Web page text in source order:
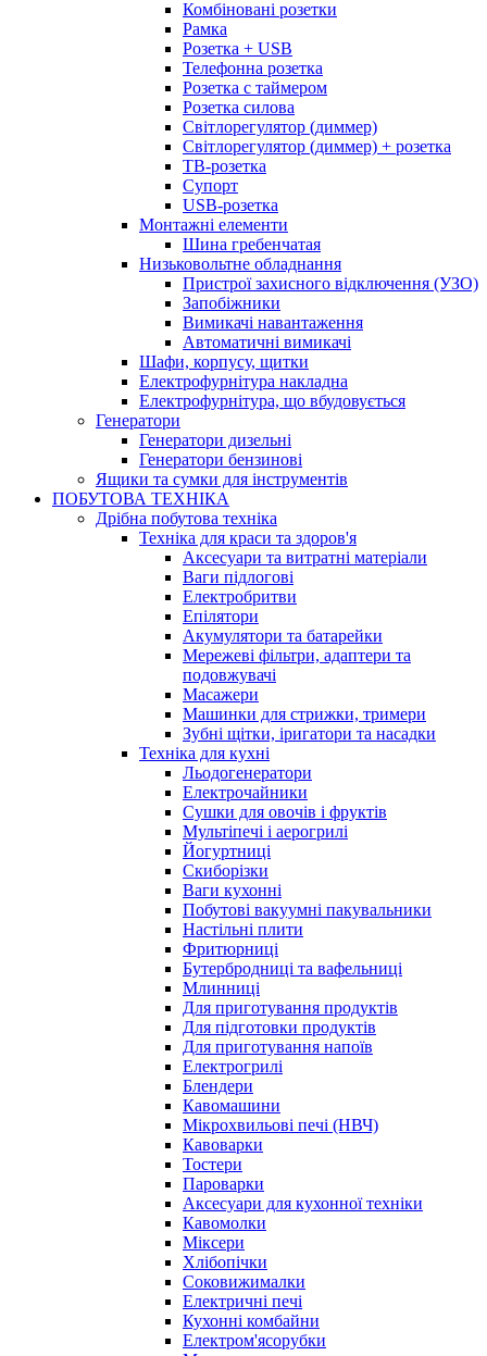
Комбіновані розетки
Рамка
Розетка + USB
Телефонна розетка
Розетка с таймером
Розетка силова
Світлорегулятор (диммер)
Світлорегулятор (диммер) + розетка
ТВ-розетка
Супорт
USB-розетка
Монтажні елементи
Шина гребенчатая
Низьковольтне обладнання
Пристрої захисного відключення (УЗО)
Запобіжники
Вимикачі навантаження
Автоматичні вимикачі
Шафи, корпусу, щитки
Електрофурнітура накладна
Електрофурнітура, що вбудовується
Генератори
Генератори дизельні
Генератори бензинові
Ящики та сумки для інструментів
ПОБУТОВА ТЕХНІКА
Дрібна побутова техніка
Техніка для краси та здоров'я
Аксесуари та витратні матеріали
Ваги підлогові
Електробритви
Епілятори
Акумулятори та батарейки
Мережеві фільтри, адаптери та
подовжувачі
Масажери
Машинки для стрижки, тримери
Зубні щітки, іригатори та насадки
Техніка для кухні
Льодогенератори
Електрочайники
Сушки для овочів і фруктів
Мультіпечі і аерогрилі
Йогуртниці
Скиборізки
Ваги кухонні
Побутові вакуумні пакувальники
Настільні плити
Фритюрниці
Бутербродниці та вафельниці
Млинниці
Для приготування продуктів
Для підготовки продуктів
Для приготування напоїв
Електрогрилі
Блендери
Кавомашини
Мікрохвильові печі (НВЧ)
Кавоварки
Тостери
Пароварки
Аксесуари для кухонної техніки
Кавомолки
Міксери
Хлібопічки
Соковижималки
Електричні печі
Кухонні комбайни
Електром'ясорубки